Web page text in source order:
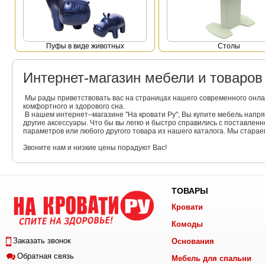
Пуфы в виде животных Столы
Интернет-магазин мебели и
Мы рады приветствовать вас на страницах нашего современного
комфортного и здорового сна.
В нашем интернет–магазине "На кровати Ру", Вы купите мебель
другие аксессуары. Что бы вы легко и быстро справились с
параметров или любого другого товара из нашего каталога. Мы
Звоните нам и низкие цены порадуют Вас!
Заказать звонок
Обратная связь
ТОВАРЫ
Кровати
Комоды
Основания
Мебель для спальни